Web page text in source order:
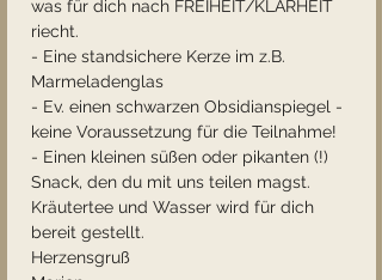
was für dich nach FREIHEIT/KLARHEIT
riecht.
- Eine standsichere Kerze im z.B.
Marmeladenglas
- Ev. einen schwarzen Obsidianspiegel -
keine Voraussetzung für die Teilnahme!
- Einen kleinen süßen oder pikanten (!)
Snack, den du mit uns teilen magst.
Kräutertee und Wasser wird für dich
bereit gestellt.
Herzensgruß